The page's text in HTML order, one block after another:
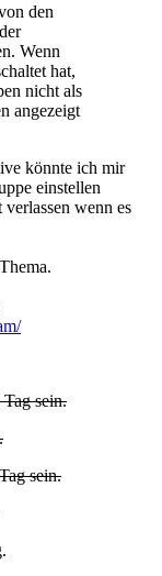
den
Wenn
hat,
nicht als
angezeigt
könnte ich mir
einstellen
wenn es
sein.
sein.